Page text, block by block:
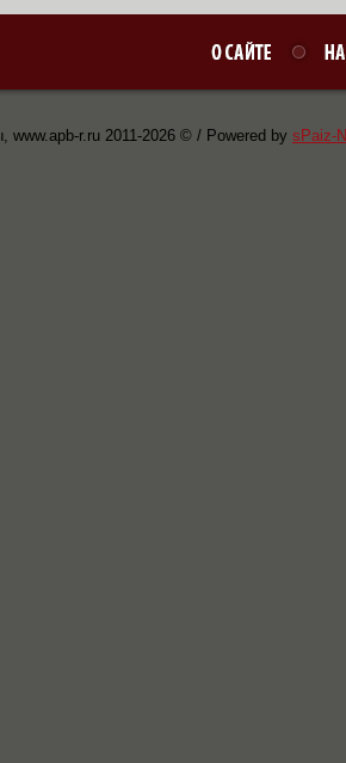
r.ru 2011-2026 © / Powered by sPaiz-